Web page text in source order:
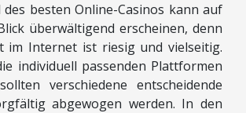
des besten Online-Casinos kann auf
überwältigend erscheinen, denn
im Internet ist riesig und vielseitig.
individuell passenden Plattformen
verschiedene entscheidende
abgewogen werden. In den